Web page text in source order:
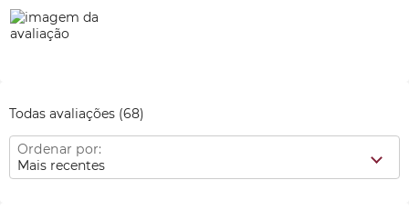
Todas avaliações (68)
Ordenar por:
Mais recentes